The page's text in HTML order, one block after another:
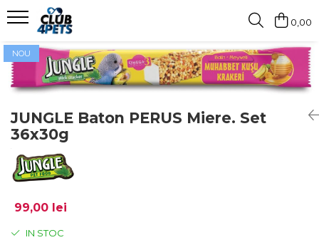
Caini
Hrana uscata
Recompense
Suplimente
Pisici
Asternut & Litiere
Hrana umeda
Recompense
Suplimente
Igiena&Cosmetica
Sampon&Balsam
0,00
JUNGLE Baton PERUS Miere. Set
36x30g
NOU
99,00 lei
IN STOC